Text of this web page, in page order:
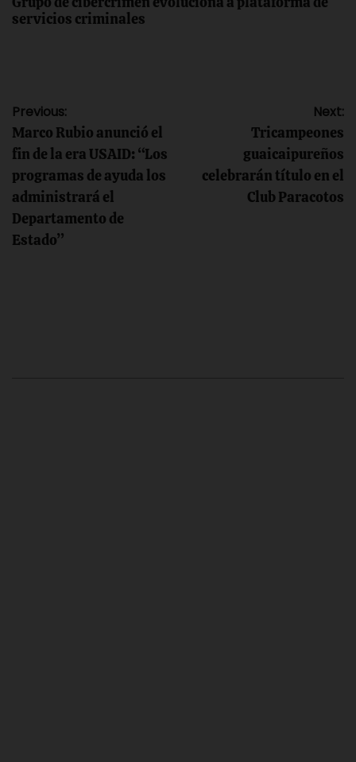
servicios criminales
Navegación
de
entradas
Previous:
Marco Rubio anunció el
fin de la era USAID: “Los
programas de ayuda los
administrará el
Departamento de
Estado”
Next:
Tricampeones
guaicaipureños
celebrarán título en el
Club Paracotos